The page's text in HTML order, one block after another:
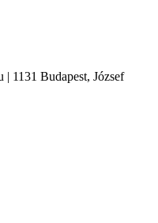
1131 Budapest, József